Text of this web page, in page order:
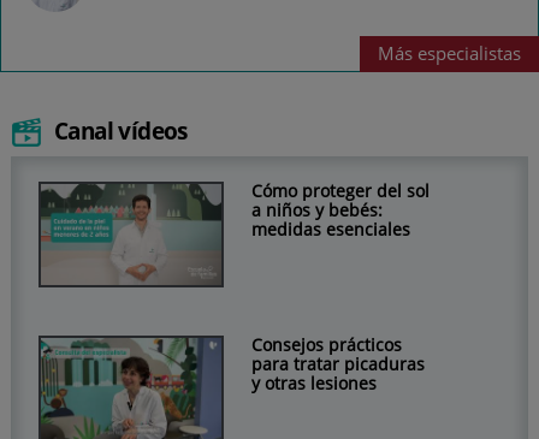
Más especialistas
Canal vídeos
Cómo proteger del sol
a niños y bebés:
medidas esenciales
Consejos prácticos
para tratar picaduras
y otras lesiones